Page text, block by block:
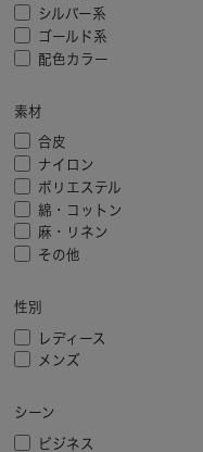
シルバー系
ゴールド系
配色カラー
素材
合皮
ナイロン
ポリエステル
綿・コットン
麻・リネン
その他
性別
レディース
メンズ
シーン
ビジネス